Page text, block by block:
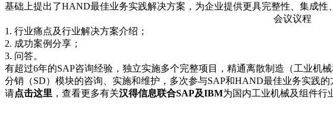
基础上提出了HAND最佳业务实践解决方案，为企业提供更具完
会议议程 解决方案
1. 行业痛点及行业解决方案介绍；
2. 成功案例分享；
3. 问答。
有超过6年的SAP咨询经验，独立实施多个完整项目，精通离散制造（工业机
分销（SD）模块的咨询、实施和维护，多次参与SAP和HAND最佳业务实践
请点击这里 ，查看更多有关汉得信息联合SAP及IBM为国内工业机械及组件行